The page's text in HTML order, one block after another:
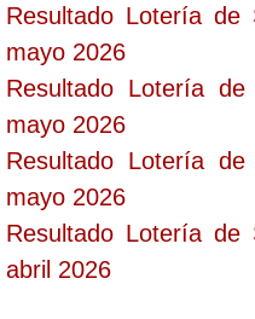
Resultado Lotería de
mayo 2026
Resultado Lotería
mayo 2026
Resultado Lotería
mayo 2026
Resultado Lotería de
abril 2026